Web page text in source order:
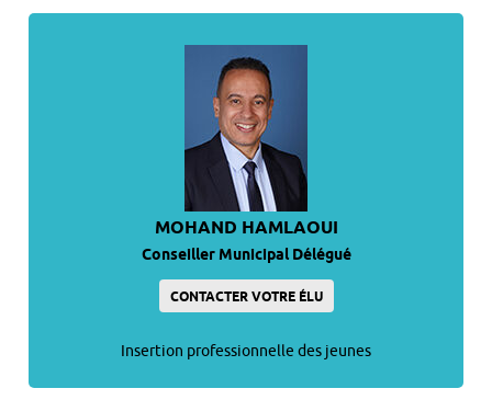
MOHAND HAMLAOUI
Conseiller Municipal Délégué
CONTACTER VOTRE ÉLU
Insertion professionnelle des jeunes